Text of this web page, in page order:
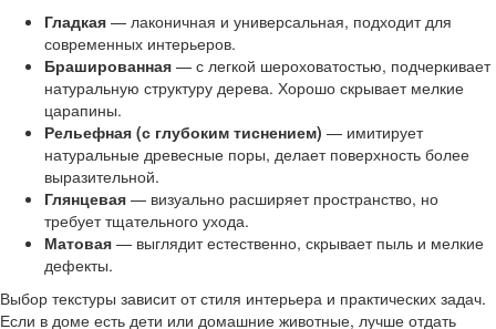
Гладкая — лаконичная и универсальная, подходит для
современных интерьеров.
Брашированная — с легкой шероховатостью, подчеркивает
натуральную структуру дерева. Хорошо скрывает мелкие
царапины.
Рельефная (с глубоким тиснением) — имитирует
натуральные древесные поры, делает поверхность более
выразительной.
Глянцевая — визуально расширяет пространство, но
требует тщательного ухода.
Матовая — выглядит естественно, скрывает пыль и мелкие
дефекты.
Выбор текстуры зависит от стиля интерьера и практических задач.
Если в доме есть дети или домашние животные, лучше отдать